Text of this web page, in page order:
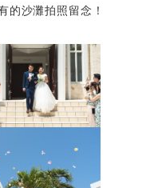
的沙灘拍照留念！